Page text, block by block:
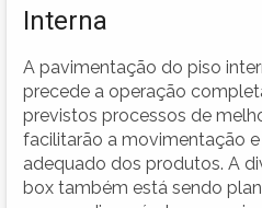
Interna
A pavimentação do piso
precede a operação
previstos processos de
facilitarão a movimentação
adequado dos produtos. A
box também está sendo